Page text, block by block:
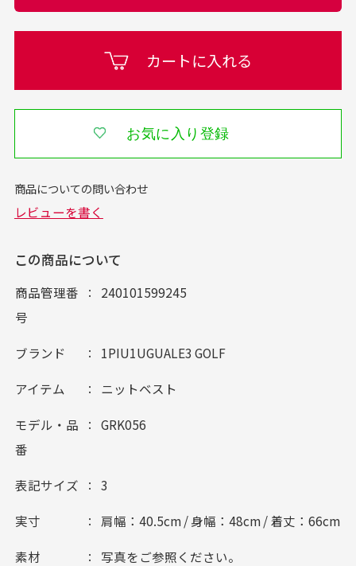
カートに入れる
お気に入り登録
この商品について
商品管理番
号
240101599245
ブランド 1PIU1UGUALE3 GOLF
アイテム ニットベスト
モデル・品
番
GRK056
表記サイズ 3
実寸 肩幅：40.5cm / 身幅：48cm / 着丈：66cm
素材 写真をご参照ください。